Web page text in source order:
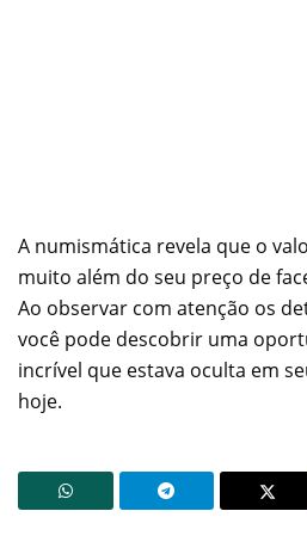
A numismática revela que o
muito além do seu preço de
Ao observar com atenção os
você pode descobrir uma
incrível que estava oculta em
hoje.